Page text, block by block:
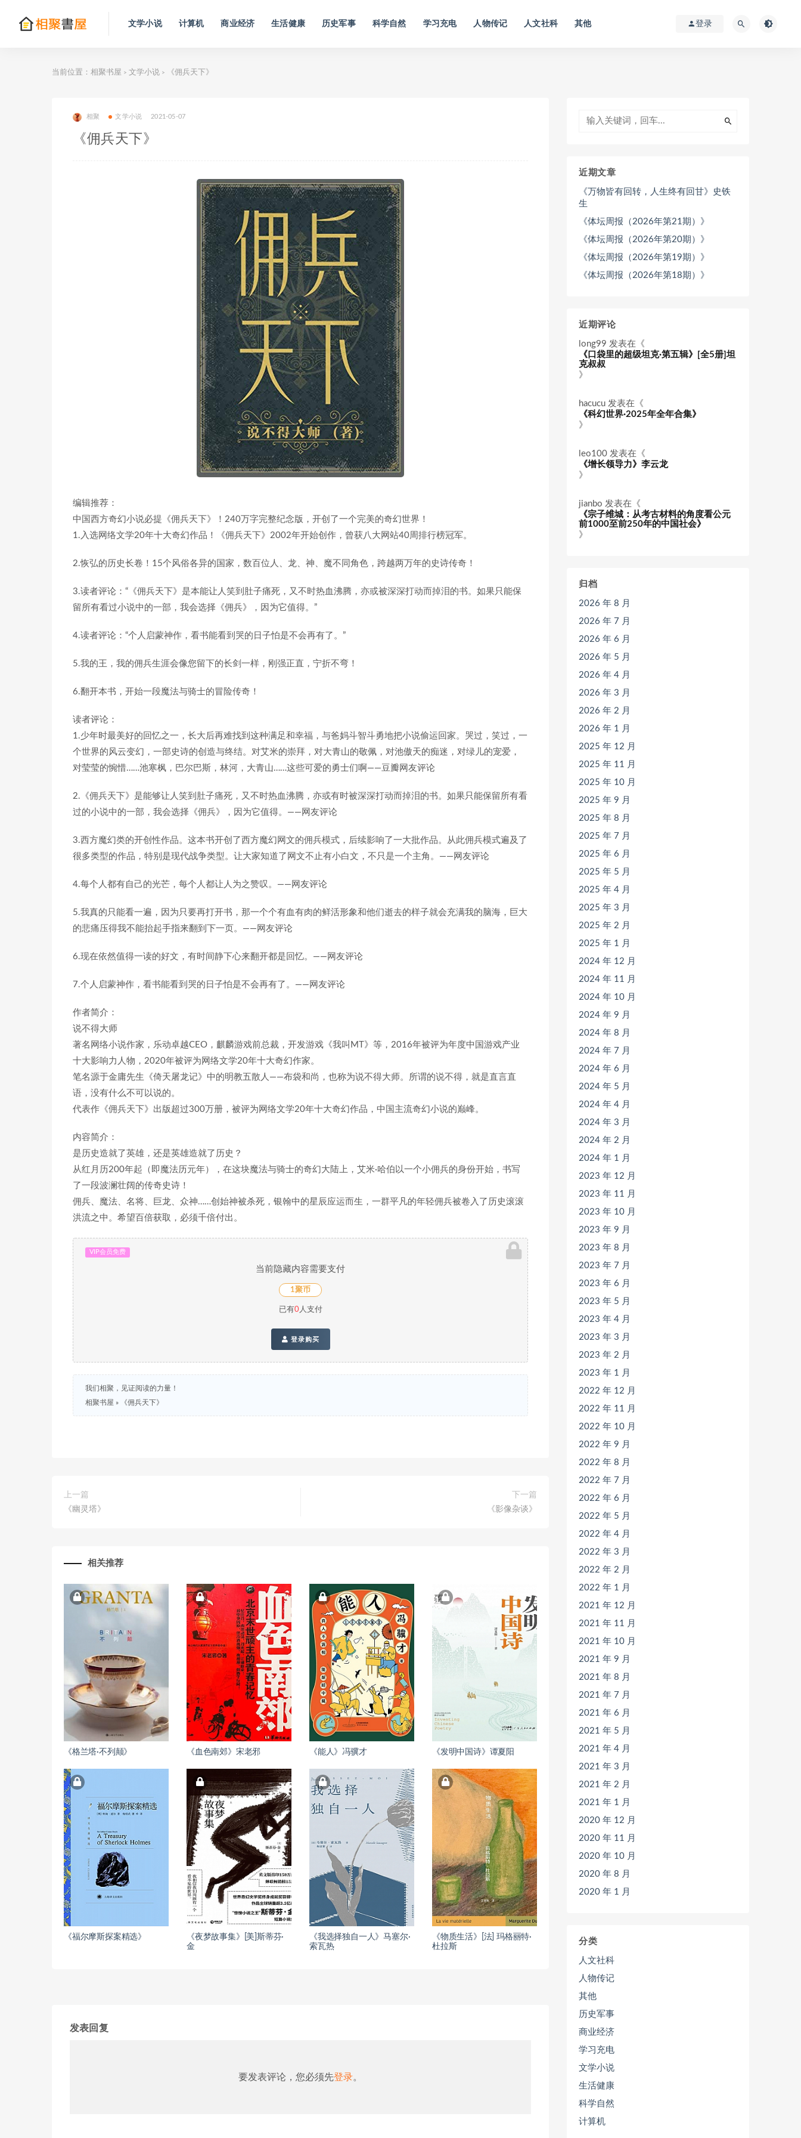
文学小说 计算机 商业经济 生活健康 历史军事 科学自然 学习充电 人物传记 人文社科 其他 登录
当前位置： 相聚书屋 > 文学小说 > 《佣兵天下》
相聚 文学小说 2021-05-07
《佣兵天下》
编辑推荐：
中国西方奇幻小说必提《佣兵天下》！240万字完整纪念版，开创了一个完美的奇幻世界！
1.入选网络文学20年十大奇幻作品！《佣兵天下》2002年开始创作，曾获八大网站40周排行榜冠军。
2.恢弘的历史长卷！15个风俗各异的国家，数百位人、龙、神、魔不同角色，跨越两万年的史诗传奇！
3.读者评论：“《佣兵天下》是本能让人笑到肚子痛死，又不时热血沸腾，亦或被深深打动而掉泪的书。如果只能保
留所有看过小说中的一部，我会选择《佣兵》，因为它值得。”
4.读者评论：“个人启蒙神作，看书能看到哭的日子怕是不会再有了。”
5.我的王，我的佣兵生涯会像您留下的长剑一样，刚强正直，宁折不弯！
6.翻开本书，开始一段魔法与骑士的冒险传奇！
读者评论：
1.少年时最美好的回忆之一，长大后再难找到这种满足和幸福，与爸妈斗智斗勇地把小说偷运回家。哭过，笑过，一
个世界的风云变幻，一部史诗的创造与终结。对艾米的崇拜，对大青山的敬佩，对池傲天的痴迷，对绿儿的宠爱，
对莹莹的惋惜……池寒枫，巴尔巴斯，林河，大青山……这些可爱的勇士们啊——豆瓣网友评论
2.《佣兵天下》是能够让人笑到肚子痛死，又不时热血沸腾，亦或有时被深深打动而掉泪的书。如果只能保留所有看
过的小说中的一部，我会选择《佣兵》，因为它值得。——网友评论
3.西方魔幻类的开创性作品。这本书开创了西方魔幻网文的佣兵模式，后续影响了一大批作品。从此佣兵模式遍及了
很多类型的作品，特别是现代战争类型。让大家知道了网文不止有小白文，不只是一个主角。——网友评论
4.每个人都有自己的光芒，每个人都让人为之赞叹。——网友评论
5.我真的只能看一遍，因为只要再打开书，那一个个有血有肉的鲜活形象和他们逝去的样子就会充满我的脑海，巨大
的悲痛压得我不能抬起手指来翻到下一页。——网友评论
6.现在依然值得一读的好文，有时间静下心来翻开都是回忆。——网友评论
7.个人启蒙神作，看书能看到哭的日子怕是不会再有了。——网友评论
作者简介：
说不得大师
著名网络小说作家，乐动卓越CEO，麒麟游戏前总裁，开发游戏《我叫MT》等，2016年被评为年度中国游戏产业
十大影响力人物，2020年被评为网络文学20年十大奇幻作家。
笔名源于金庸先生《倚天屠龙记》中的明教五散人——布袋和尚，也称为说不得大师。所谓的说不得，就是直言直
语，没有什么不可以说的。
代表作《佣兵天下》出版超过300万册，被评为网络文学20年十大奇幻作品，中国主流奇幻小说的巅峰。
内容简介：
是历史造就了英雄，还是英雄造就了历史？
从红月历200年起（即魔法历元年），在这块魔法与骑士的奇幻大陆上，艾米·哈伯以一个小佣兵的身份开始，书写
了一段波澜壮阔的传奇史诗！
佣兵、魔法、名将、巨龙、众神……创始神被杀死，银翰中的星辰应运而生，一群平凡的年轻佣兵被卷入了历史滚滚
洪流之中。希望百倍获取，必须千倍付出。
VIP会员免费
当前隐藏内容需要支付
1聚币
已有0人支付
登录购买
我们相聚，见证阅读的力量！
相聚书屋 » 《佣兵天下》
上一篇
《幽灵塔》
下一篇
《影像杂谈》
相关推荐
《格兰塔·不列颠》 《血色南郊》宋老邪 《能人》冯骥才 《发明中国诗》谭夏阳
《福尔摩斯探案精选》
《夜梦故事集》[美]斯蒂芬·
金
《我选择独自一人》马塞尔·
索瓦热
《物质生活》[法] 玛格丽特·
杜拉斯
发表回复
要发表评论，您必须先登录。
近期文章
《万物皆有回转，人生终有回甘》史铁
生
《体坛周报（2026年第21期）》
《体坛周报（2026年第20期）》
《体坛周报（2026年第19期）》
《体坛周报（2026年第18期）》
近期评论
long99 发表在《
《口袋里的超级坦克·第五辑》[全5册]坦
克叔叔
》
hacucu 发表在《
《科幻世界·2025年全年合集》
》
leo100 发表在《
《增长领导力》李云龙
》
jianbo 发表在《
《宗子维城：从考古材料的角度看公元
前1000至前250年的中国社会》
》
归档
2026 年 8 月
2026 年 7 月
2026 年 6 月
2026 年 5 月
2026 年 4 月
2026 年 3 月
2026 年 2 月
2026 年 1 月
2025 年 12 月
2025 年 11 月
2025 年 10 月
2025 年 9 月
2025 年 8 月
2025 年 7 月
2025 年 6 月
2025 年 5 月
2025 年 4 月
2025 年 3 月
2025 年 2 月
2025 年 1 月
2024 年 12 月
2024 年 11 月
2024 年 10 月
2024 年 9 月
2024 年 8 月
2024 年 7 月
2024 年 6 月
2024 年 5 月
2024 年 4 月
2024 年 3 月
2024 年 2 月
2024 年 1 月
2023 年 12 月
2023 年 11 月
2023 年 10 月
2023 年 9 月
2023 年 8 月
2023 年 7 月
2023 年 6 月
2023 年 5 月
2023 年 4 月
2023 年 3 月
2023 年 2 月
2023 年 1 月
2022 年 12 月
2022 年 11 月
2022 年 10 月
2022 年 9 月
2022 年 8 月
2022 年 7 月
2022 年 6 月
2022 年 5 月
2022 年 4 月
2022 年 3 月
2022 年 2 月
2022 年 1 月
2021 年 12 月
2021 年 11 月
2021 年 10 月
2021 年 9 月
2021 年 8 月
2021 年 7 月
2021 年 6 月
2021 年 5 月
2021 年 4 月
2021 年 3 月
2021 年 2 月
2021 年 1 月
2020 年 12 月
2020 年 11 月
2020 年 10 月
2020 年 8 月
2020 年 1 月
分类
人文社科
人物传记
其他
历史军事
商业经济
学习充电
文学小说
生活健康
科学自然
计算机